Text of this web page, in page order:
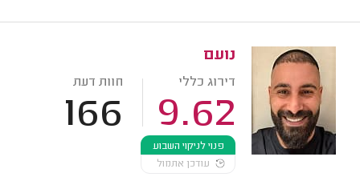
נועם
דירוג כללי
9.62
חוות דעת
166
פנוי לניקוי השבוע
עודכן אתמול